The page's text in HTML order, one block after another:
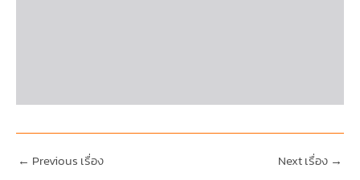
← Previous เรื่อง Next เรื่อง →